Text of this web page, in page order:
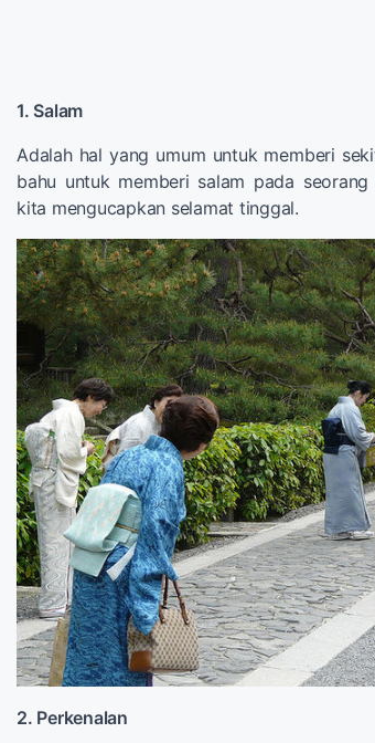
1. Salam
Adalah hal yang umum untuk memberi
bahu untuk memberi salam pada
kita mengucapkan selamat tinggal.
2. Perkenalan